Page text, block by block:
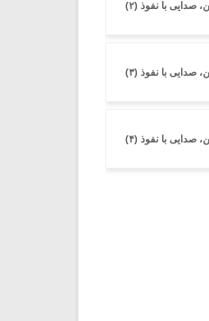
صدایی با نفوذ (۲)
صدایی با نفوذ (۳)
صدایی با نفوذ (۴)